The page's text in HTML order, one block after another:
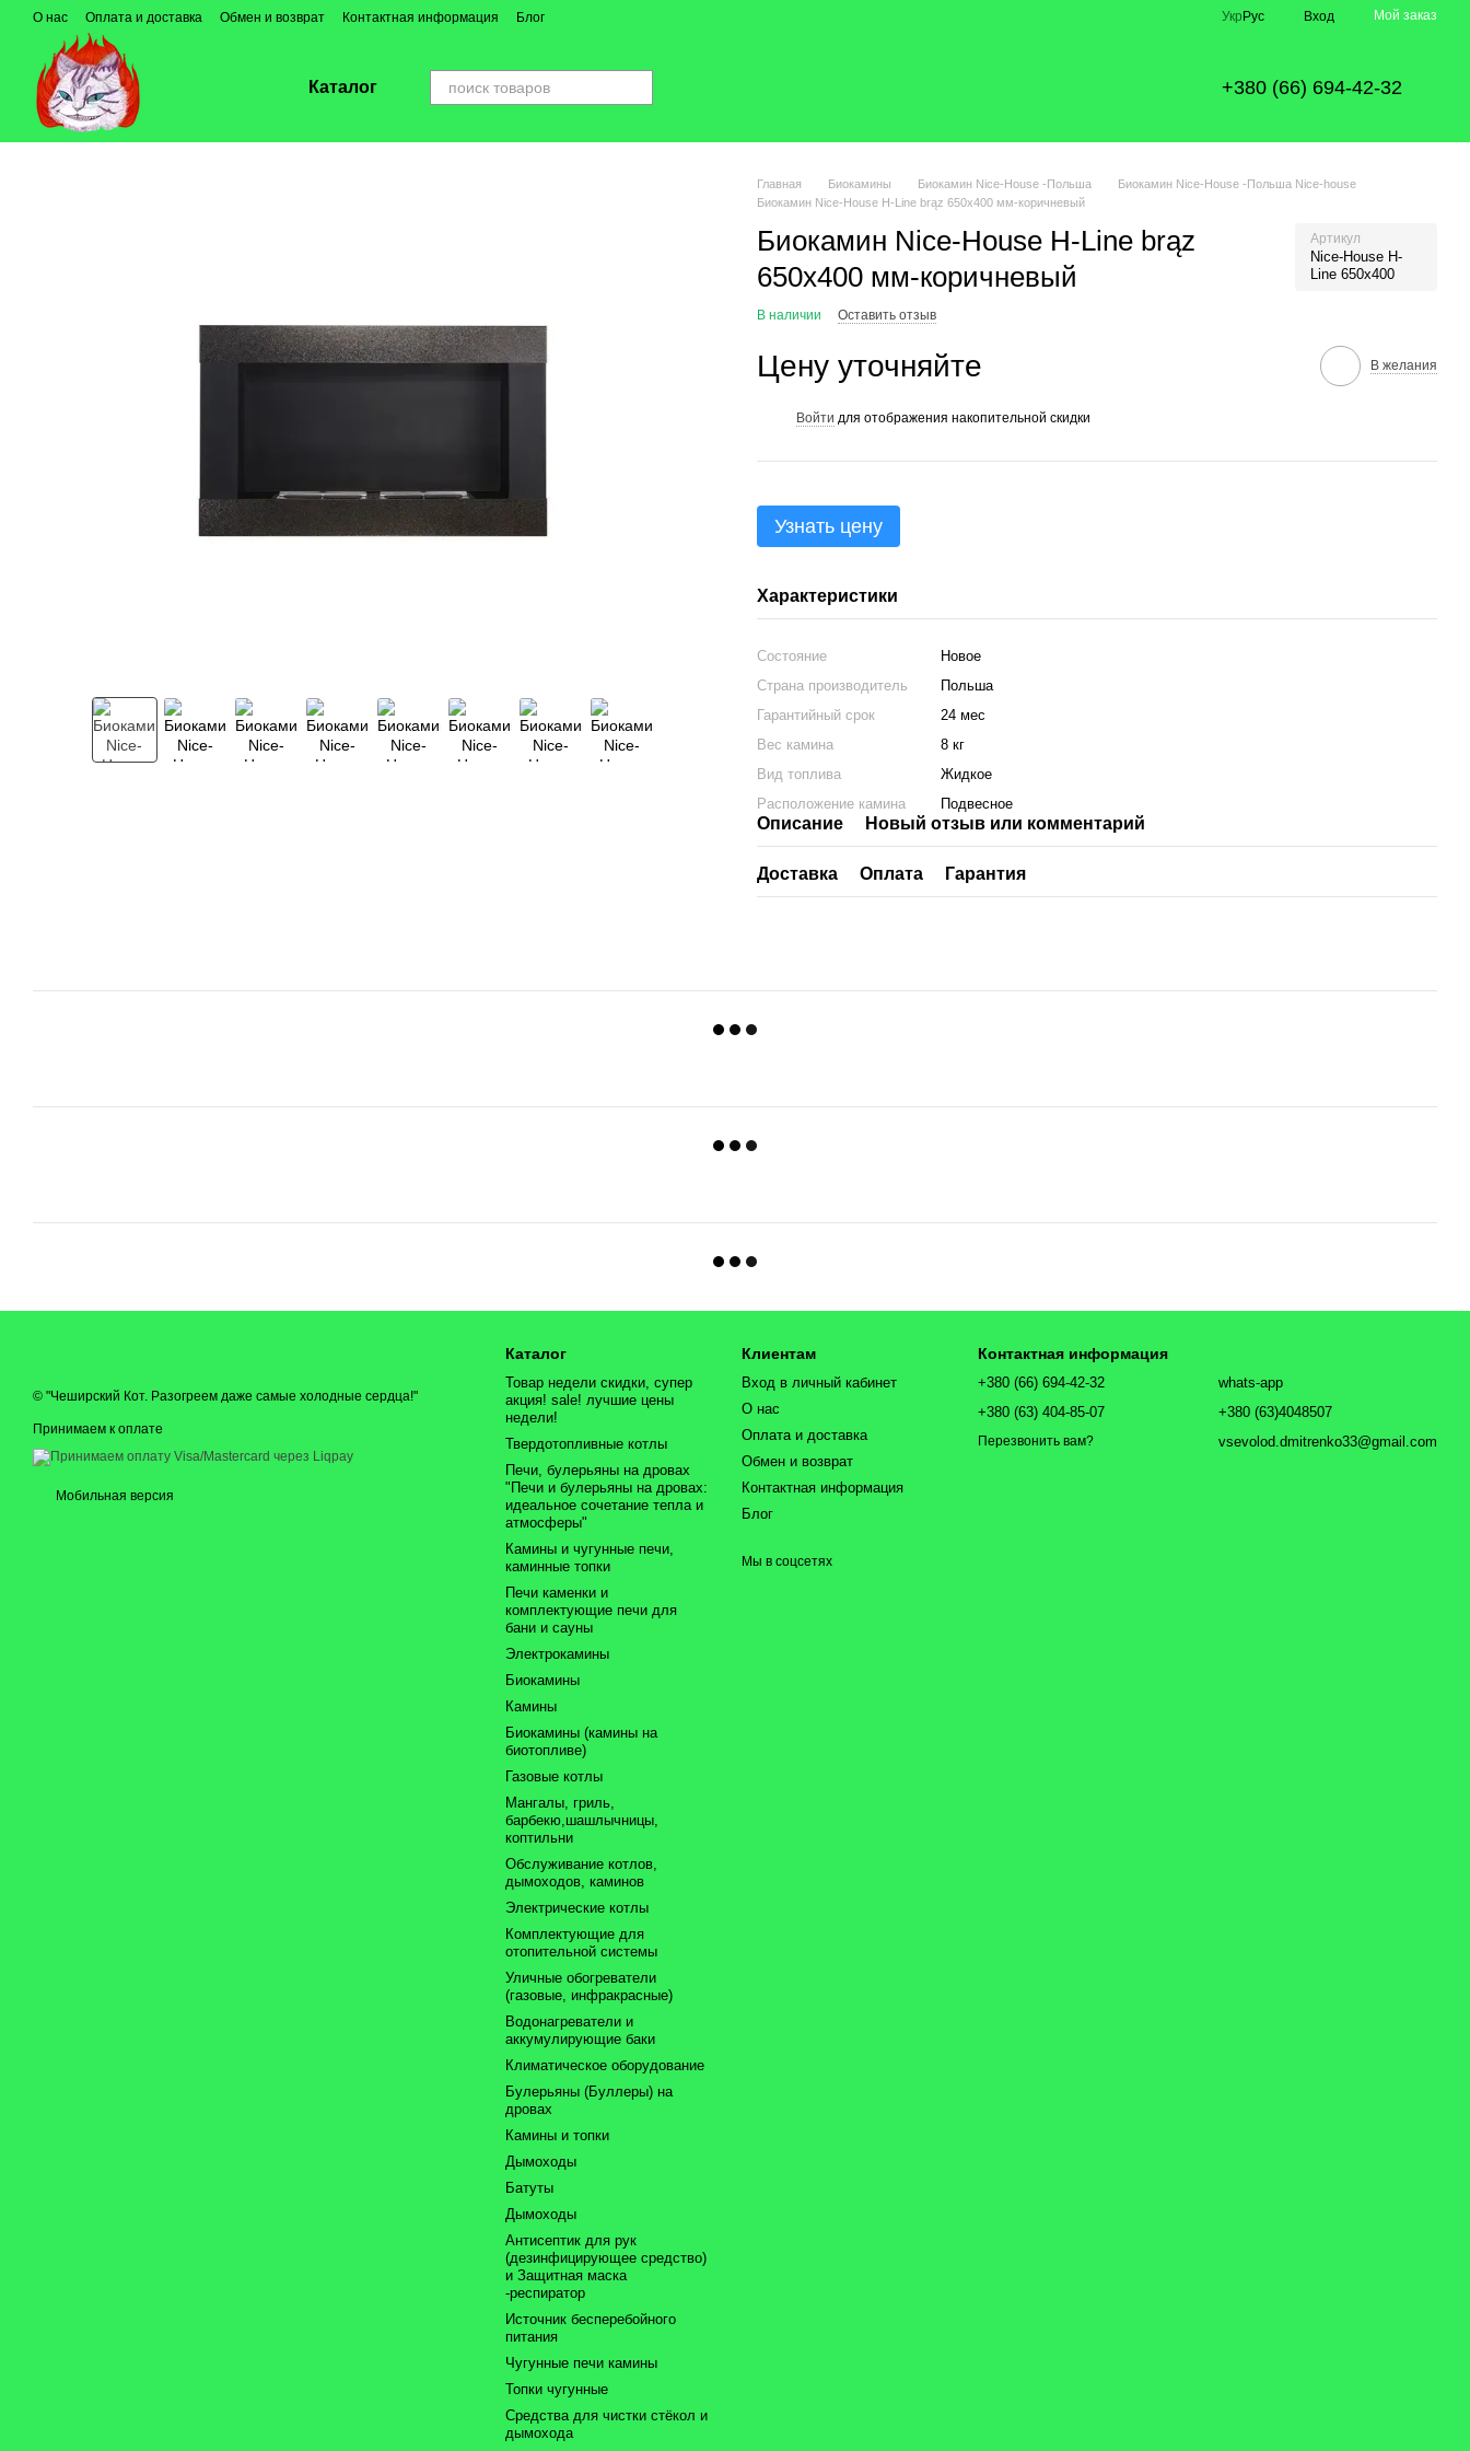
Перейти к основному контенту
О нас Оплата и доставка Обмен и возврат Контактная информация Блог Укр Рус Вход Мой заказ
Каталог +380 (66) 694-42-32
Главная Биокамины Биокамин Nice-House -Польша
Биокамин Nice-House -Польша Nice-house
Биокамин Nice-House H-Line brąz 650x400 мм-коричневый
Биокамин Nice-House H-Line brąz
650x400 мм-коричневый
Артикул
Nice-House H-
Line 650x400
В наличии Оставить отзыв
Цену уточняйте В желания
Войти для отображения накопительной скидки
Узнать цену
Характеристики
Состояние
Новое
Страна производитель
Польша
Гарантийный срок
24 мес
Вес камина
8 кг
Вид топлива
Жидкое
Расположение камина
Подвесное
Описание Новый отзыв или комментарий
Доставка Оплата Гарантия
© "Чеширский Кот. Разогреем даже самые холодные сердца!"
Принимаем к оплате
Мобильная версия
Каталог
Товар недели скидки, супер
акция! sale! лучшие цены
недели!
Твердотопливные котлы
Печи, булерьяны на дровах
"Печи и булерьяны на дровах:
идеальное сочетание тепла и
атмосферы"
Камины и чугунные печи,
каминные топки
Печи каменки и
комплектующие печи для
бани и сауны
Электрокамины
Биокамины
Камины
Биокамины (камины на
биотопливе)
Газовые котлы
Мангалы, гриль,
барбекю,шашлычницы,
коптильни
Обслуживание котлов,
дымоходов, каминов
Электрические котлы
Комплектующие для
отопительной системы
Уличные обогреватели
(газовые, инфракрасные)
Водонагреватели и
аккумулирующие баки
Климатическое оборудование
Булерьяны (Буллеры) на
дровах
Камины и топки
Дымоходы
Батуты
Дымоходы
Антисептик для рук
(дезинфицирующее средство)
и Защитная маска
-респиратор
Источник бесперебойного
питания
Чугунные печи камины
Топки чугунные
Средства для чистки стёкол и
дымохода
Клиентам
Вход в личный кабинет
О нас
Оплата и доставка
Обмен и возврат
Контактная информация
Блог
Мы в соцсетях
Контактная информация
+380 (66) 694-42-32
+380 (63) 404-85-07
Перезвонить вам?
whats-app
+380 (63)4048507
vsevolod.dmitrenko33@gmail.com